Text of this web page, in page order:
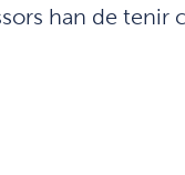
han de